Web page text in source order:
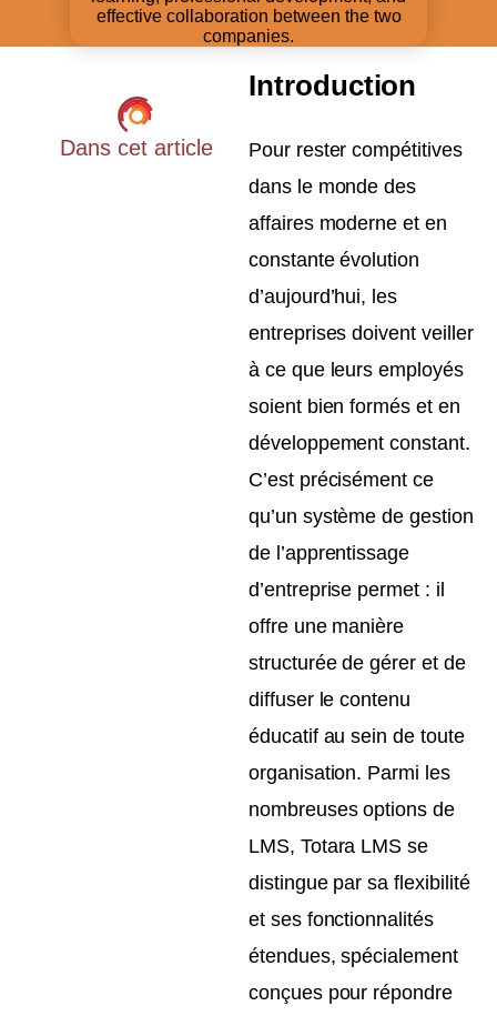
Dans cet article
Introduction
Pour rester compétitives
dans le monde des
affaires moderne et en
constante évolution
d’aujourd’hui, les
entreprises doivent veiller
à ce que leurs employés
soient bien formés et en
développement constant.
C’est précisément ce
qu’un système de gestion
de l’apprentissage
d’entreprise permet : il
offre une manière
structurée de gérer et de
diffuser le contenu
éducatif au sein de toute
organisation. Parmi les
nombreuses options de
LMS, Totara LMS se
distingue par sa flexibilité
et ses fonctionnalités
étendues, spécialement
conçues pour répondre